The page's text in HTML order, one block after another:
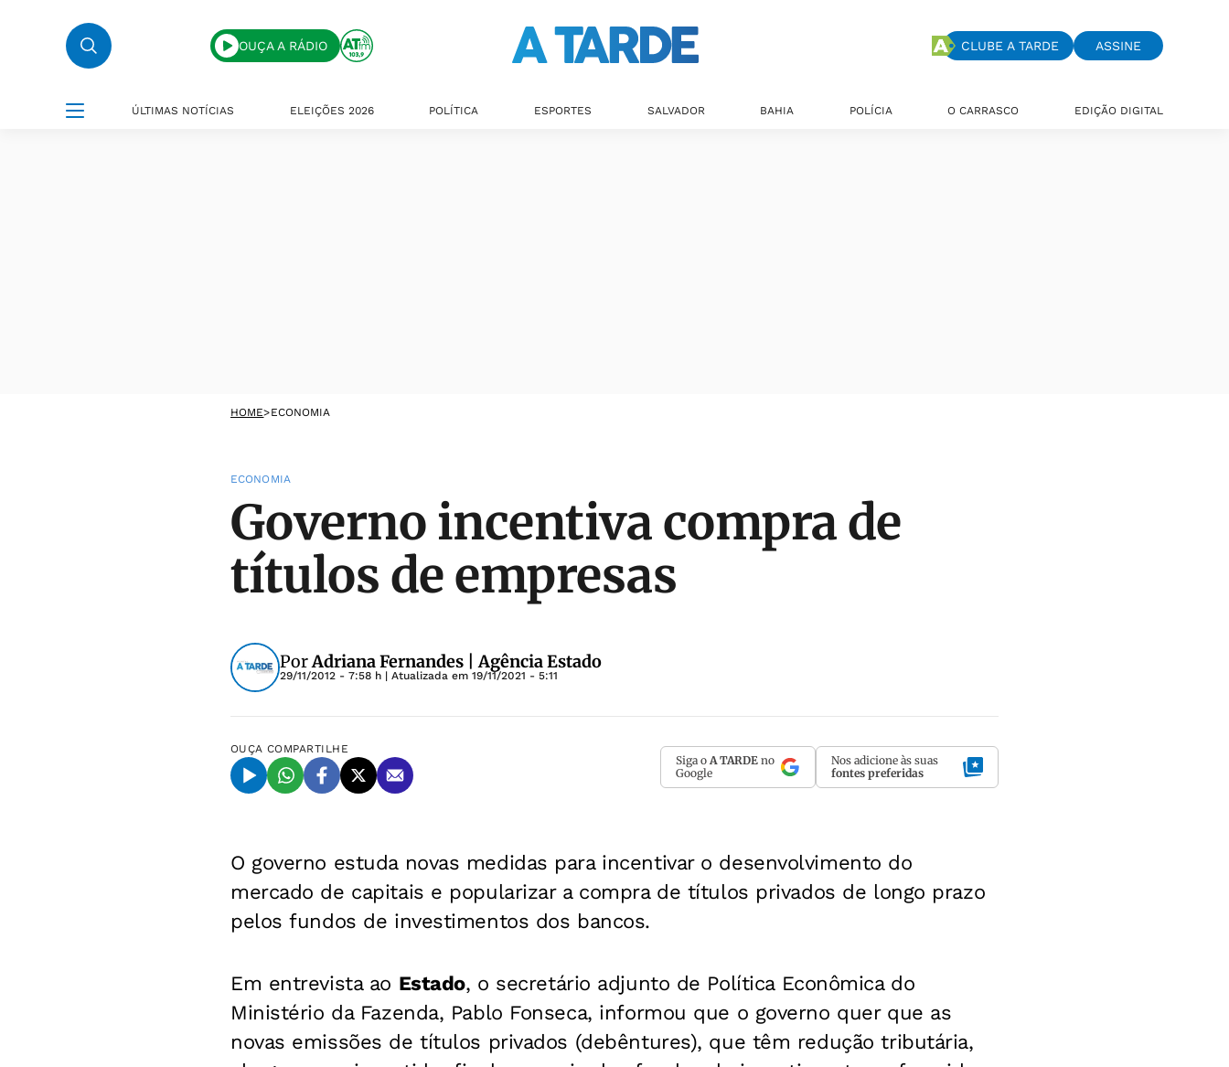
OUÇA A RÁDIO CLUBE A TARDE ASSINE
ÚLTIMAS NOTÍCIAS ELEIÇÕES 2026 POLÍTICA ESPORTES SALVADOR BAHIA POLÍCIA O CARRASCO EDIÇÃO DIGITAL
HOME>ECONOMIA
ECONOMIA
Governo incentiva compra de
títulos de empresas
PorAdriana Fernandes | Agência Estado
29/11/2012 - 7:58 h | Atualizada em 19/11/2021 - 5:11
OUÇA COMPARTILHE
Siga o A TARDE no
Google
Nos adicione às suas
fontes preferidas
O governo estuda novas medidas para incentivar o desenvolvimento do
mercado de capitais e popularizar a compra de títulos privados de longo prazo
pelos fundos de investimentos dos bancos.
Em entrevista ao Estado, o secretário adjunto de Política Econômica do
Ministério da Fazenda, Pablo Fonseca, informou que o governo quer que as
novas emissões de títulos privados (debêntures), que têm redução tributária,